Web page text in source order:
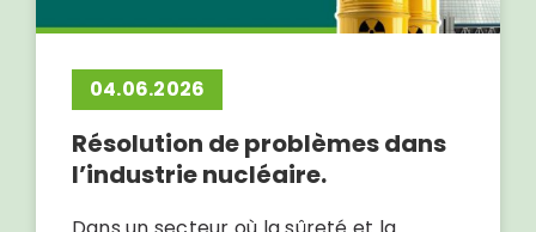
04.06.2026
Résolution de problèmes dans
l’industrie nucléaire.